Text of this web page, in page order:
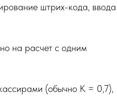
штрих-кода, ввода
на расчет с одним
(обычно К = 0,7),